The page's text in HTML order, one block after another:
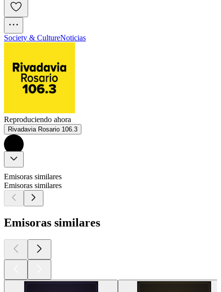
Society & CultureNoticias
Reproduciendo ahora
Rivadavia Rosario 106.3
Emisoras similares
Emisoras similares
Emisoras similares